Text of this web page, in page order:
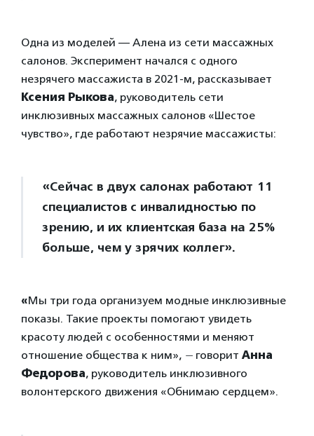
Одна из моделей — Алена из сети массажных
салонов. Эксперимент начался с одного
незрячего массажиста в 2021-м, рассказывает
Ксения Рыкова, руководитель сети
инклюзивных массажных салонов «Шестое
чувство», где работают незрячие массажисты:
«Сейчас в двух салонах работают 11
специалистов с инвалидностью по
зрению, и их клиентская база на 25%
больше, чем у зрячих коллег».
«Мы три года организуем модные инклюзивные
показы. Такие проекты помогают увидеть
красоту людей с особенностями и меняют
отношение общества к ним», — говорит Анна
Федорова, руководитель инклюзивного
волонтерского движения «Обнимаю сердцем».